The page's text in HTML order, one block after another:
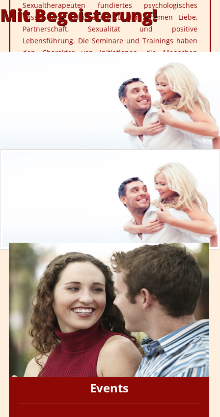
Mit Begeisterung!
Sexualtherapeuten fundiertes psychologisches
Wissen und Fähigkeiten zu den Themen Liebe,
Partnerschaft, Sexualität und positive
Lebensführung. Die Seminare und Trainings haben
den Charakter von Initiationen, die Menschen
ermutigen, über ihre Begrenzungen zu gehen und
neue Erfahrungen in ihr Leben zu integrieren. Sie
begleiten Menschen darin, sich mit ihrer
Vergangenheit zu versöhnen und ihr Potential und
ihre Talente zu entwickeln. Die einerseits sehr
pragmatisch ausgerichteten, aber auch
tiefenpsychologisch fundierten Seminare zeigen
Wege auf, um befreit und in einer reifen
LoveCreation® ein spiritueller Weg desTantra , der
zu Bewusstseinserweiterung und zur eigenen
Events